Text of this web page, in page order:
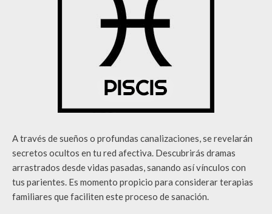
A través de sueños o profundas canalizaciones, se revelarán
secretos ocultos en tu red afectiva. Descubrirás dramas
arrastrados desde vidas pasadas, sanando así vínculos con
tus parientes. Es momento propicio para considerar terapias
familiares que faciliten este proceso de sanación.